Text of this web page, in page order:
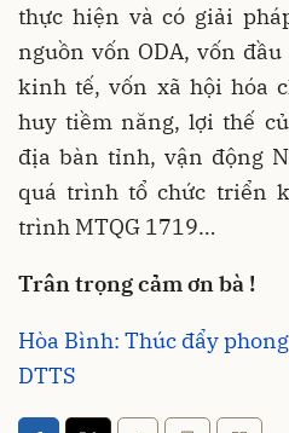
thực hiện và có giải
nguồn vốn ODA, vốn
kinh tế, vốn xã hội hóa
huy tiềm năng, lợi thế
địa bàn tỉnh, vận động
quá trình tổ chức triển
trình MTQG 1719…
Trân trọng cảm ơn bà !
Hòa Bình: Thúc đẩy
DTTS